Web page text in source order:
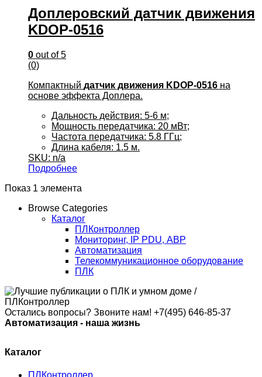
Доплеровский датчик движения
KDOP-0516
0 out of 5
(0)
Компактный датчик движения KDOP-0516 на
основе эффекта Доплера.
Дальность действия: 5-6 м;
Мощность передатчика: 20 мВт;
Частота передатчика: 5.8 ГГц;
Длина кабеля: 1.5 м.
SKU: n/a
Подробнее
Показ 1 элемента
Browse Categories
Каталог
ПЛКонтроллер
Мониторинг, IP PDU, АВР
Автоматизация
Телекоммуникационное оборудование
ПЛК
Остались вопросы? Звоните нам! +7(495) 646-85-37
Автоматизация - наша жизнь
Каталог
ПЛКонтроллер